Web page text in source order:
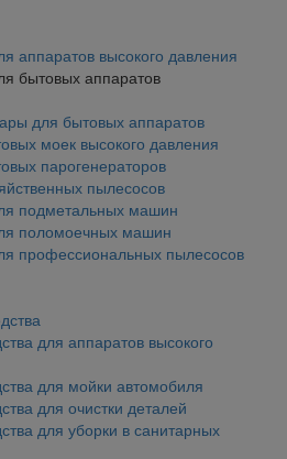
аппаратов высокого давления
бытовых аппаратов
для бытовых аппаратов
моек высокого давления
парогенераторов
пылесосов
подметальных машин
поломоечных машин
профессиональных пылесосов
для аппаратов высокого
для мойки автомобиля
для очистки деталей
для уборки в санитарных